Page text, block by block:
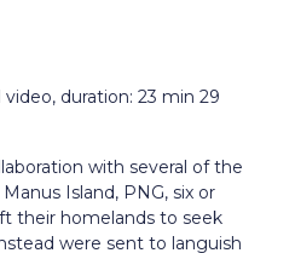
duration: 23 min 29
with several of the
Island, PNG, six or
their homelands to seek
were sent to languish